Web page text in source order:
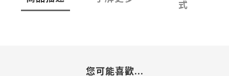
式
您可能喜歡...